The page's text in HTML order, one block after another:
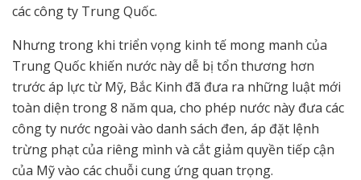
các công ty Trung Quốc.
Nhưng trong khi triển vọng kinh tế mong manh của
Trung Quốc khiến nước này dễ bị tổn thương hơn
trước áp lực từ Mỹ, Bắc Kinh đã đưa ra những luật mới
toàn diện trong 8 năm qua, cho phép nước này đưa các
công ty nước ngoài vào danh sách đen, áp đặt lệnh
trừng phạt của riêng mình và cắt giảm quyền tiếp cận
của Mỹ vào các chuỗi cung ứng quan trọng.